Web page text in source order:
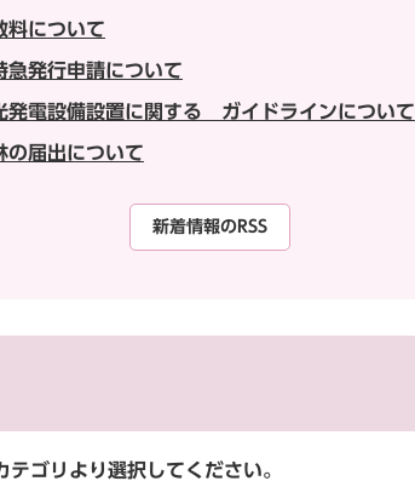
料について
急発行申請について
発電設備設置に関する ガイドラインについて
の届出について
新着情報のRSS
ゴリより選択してください。